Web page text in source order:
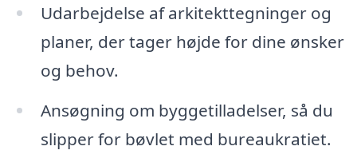
Udarbejdelse af arkitekttegninger og
planer, der tager højde for dine ønsker
og behov.
Ansøgning om byggetilladelser, så du
slipper for bøvlet med bureaukratiet.